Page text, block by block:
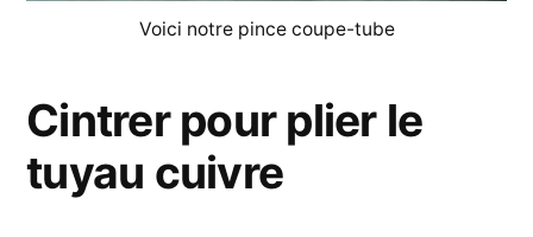
Voici notre pince coupe-tube
Cintrer pour plier le
tuyau cuivre